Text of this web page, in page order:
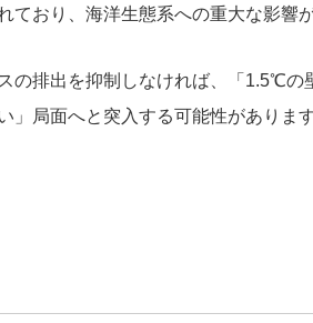
ており、海洋生態系への重大な影響
の排出を抑制しなければ、「1.5℃の
」局面へと突入する可能性があります